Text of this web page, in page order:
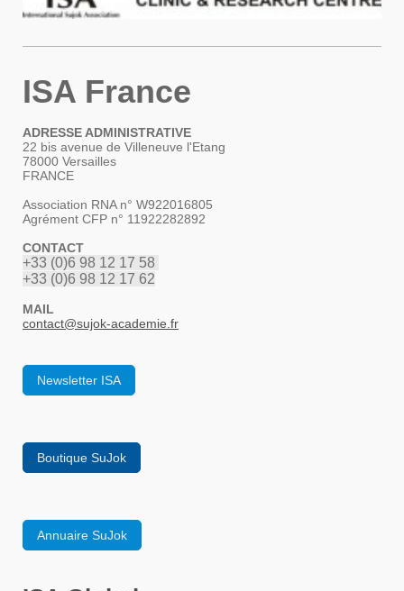
ISA France
ADRESSE ADMINISTRATIVE
22 bis avenue de Villeneuve l'Etang
78000 Versailles
FRANCE
Association RNA n° W922016805
Agrément CFP n° 11922282892
CONTACT
+33 (0)6 98 12 17 58
+33 (0)6 98 12 17 62
MAIL
contact@sujok-academie.fr
Newsletter ISA
Boutique SuJok
Annuaire SuJok